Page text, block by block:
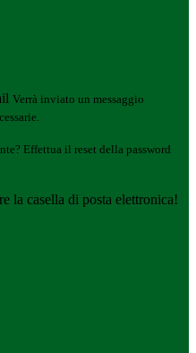
Verrà inviato un messaggio
Effettua il reset della password
la casella di posta elettronica!